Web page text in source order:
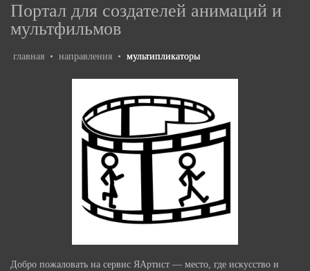
Портал для создателей анимаций и
мультфильмов
главная • направления • мультипликаторы
Добро пожаловать на сервис ЯАртист — место, где искусство и